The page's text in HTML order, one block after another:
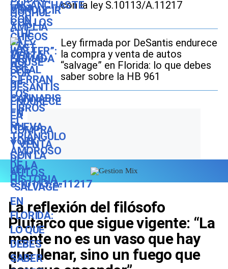
con la ley S.10113/A.11217
Ley firmada por DeSantis endurece
la compra y venta de autos
“salvage” en Florida: lo que debes
saber sobre la HB 961